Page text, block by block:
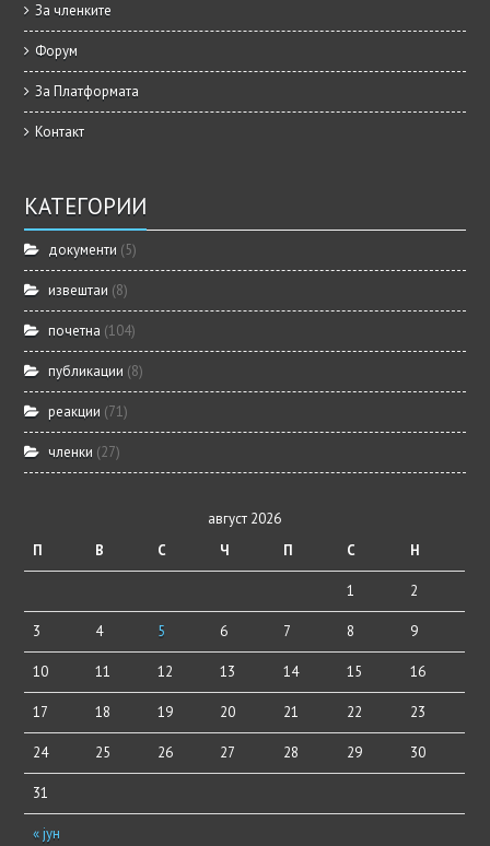
За членките
Форум
За Платформата
Контакт
КАТЕГОРИИ
документи (5)
извештаи (8)
почетна (104)
публикации (8)
реакции (71)
членки (27)
август 2026
П
В С Ч П С Н
« јун
1 2
3 4 5 6 7 8 9
10 11 12 13 14 15 16
17 18 19 20 21 22 23
24 25 26 27 28 29 30
31